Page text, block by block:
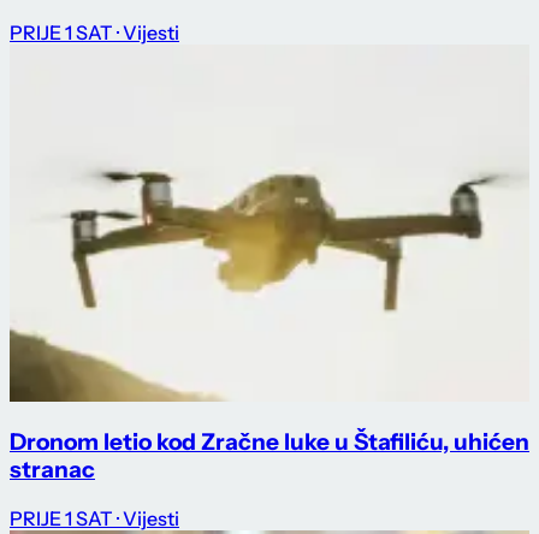
PRIJE 1 SAT · Vijesti
Dronom letio kod Zračne luke u Štafiliću, uhićen
stranac
PRIJE 1 SAT · Vijesti